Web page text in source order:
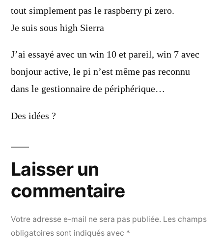
tout simplement pas le raspberry pi zero.
Je suis sous high Sierra
J’ai essayé avec un win 10 et pareil, win 7 avec
bonjour active, le pi n’est même pas reconnu
dans le gestionnaire de périphérique…
Des idées ?
Laisser un
commentaire
Votre adresse e-mail ne sera pas publiée. Les champs
obligatoires sont indiqués avec *